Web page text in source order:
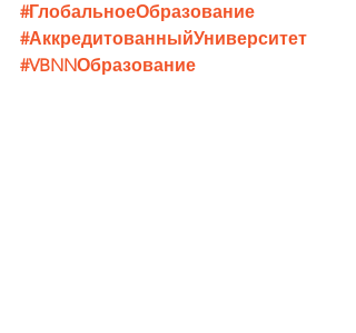
#ГлобальноеОбразование
#АккредитованныйУниверситет
#VBNNОбразование